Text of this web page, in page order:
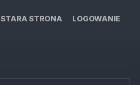
STARA STRONA LOGOWANIE